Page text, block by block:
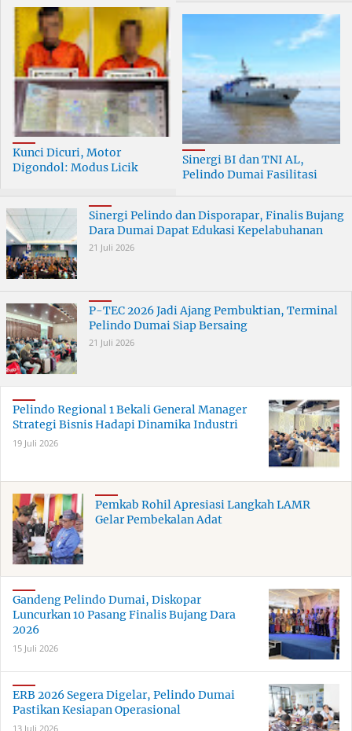
Kunci Dicuri, Motor
Digondol: Modus Licik
Terungkap
Sinergi BI dan TNI AL,
Pelindo Dumai Fasilitasi
Sinergi Pelindo dan Disporapar, Finalis Bujang
Dara Dumai Dapat Edukasi Kepelabuhanan
21 Juli 2026
P-TEC 2026 Jadi Ajang Pembuktian, Terminal
Pelindo Dumai Siap Bersaing
21 Juli 2026
Pelindo Regional 1 Bekali General Manager
Strategi Bisnis Hadapi Dinamika Industri
19 Juli 2026
Pemkab Rohil Apresiasi Langkah LAMR
Gelar Pembekalan Adat
Gandeng Pelindo Dumai, Diskopar
Luncurkan 10 Pasang Finalis Bujang Dara
2026
15 Juli 2026
ERB 2026 Segera Digelar, Pelindo Dumai
Pastikan Kesiapan Operasional
13 Juli 2026